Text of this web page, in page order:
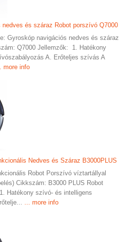
és száraz Robot porszívó Q7000
Gyroskóp navigációs nedves és száraz
Q7000 Jellemzők: 1. Hatékony
A. Erőteljes szívás A
more info
Nedves és Száraz B3000PLUS
Robot Porszívó víztartállyal
Cikkszám: B3000 PLUS Robot
Hatékony szívó- és intelligens
... more info